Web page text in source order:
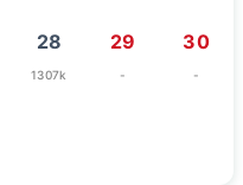
28
1307k
29
-
30
-